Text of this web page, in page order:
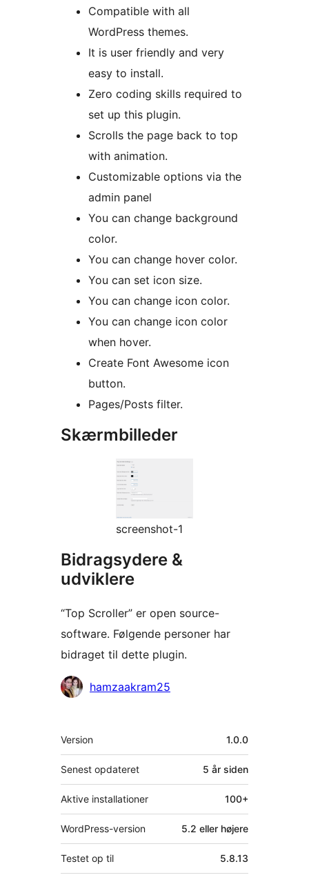
Compatible with all
WordPress themes.
It is user friendly and very
easy to install.
Zero coding skills required to
set up this plugin.
Scrolls the page back to top
with animation.
Customizable options via the
admin panel
You can change background
color.
You can change hover color.
You can set icon size.
You can change icon color.
You can change icon color
when hover.
Create Font Awesome icon
button.
Pages/Posts filter.
Skærmbilleder
screenshot-1
Bidragsydere &
udviklere
“Top Scroller” er open source-
software. Følgende personer har
bidraget til dette plugin.
Bidragsydere
hamzaakram25
Meta
Version 1.0.0
Senest opdateret 5 år siden
Aktive installationer 100+
WordPress-version 5.2 eller højere
Testet op til 5.8.13